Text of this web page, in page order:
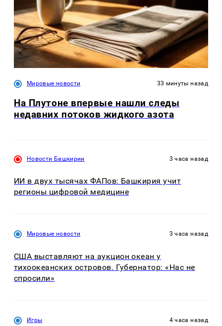
Мировые новости 33 минуты назад
На Плутоне впервые нашли следы
недавних потоков жидкого азота
Новости Башкирии 3 часа назад
ИИ в двух тысячах ФАПов: Башкирия учит
регионы цифровой медицине
Мировые новости 3 часа назад
США выставляют на аукцион океан у
тихоокеанских островов. Губернатор: «Нас не
спросили»
Игры 4 часа назад